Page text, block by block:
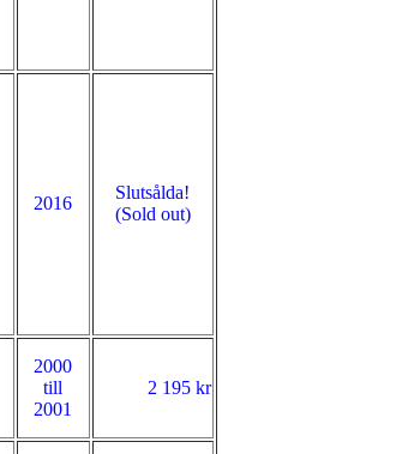
2016
Slutsålda!
(Sold out)
2000
till
2001
2 195 kr